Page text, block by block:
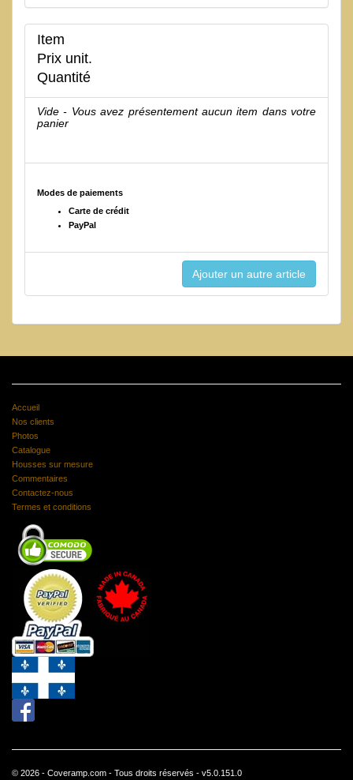
Item
Prix unit.
Quantité
Vide - Vous avez présentement aucun item dans votre
panier
Modes de paiements
Carte de crédit
PayPal
Accueil
Nos clients
Photos
Catalogue
Housses sur mesure
Commentaires
Contactez-nous
Termes et conditions
© 2026 - Coveramp.com - Tous droits réservés - v5.0.151.0